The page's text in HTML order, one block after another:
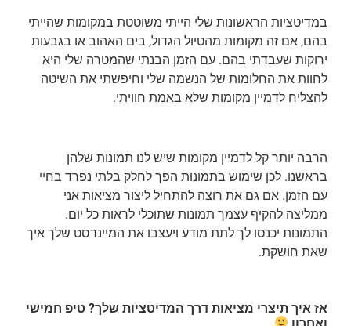
במדיטציות הראשונות שלי הייתי משוטטת במקומות שהייתי
בהם, אם זה מקומות מהטיול הגדול, בים האהוב או בגבעות
ירוקות שעבדתי בהם. עם הזמן הבנתי שהמטרה שלי היא
לחוות את החלומות של הנשמה שלי וחיפשתי את השיטה
להצליח לדמיין מקומות שלא באמת חוויתי.
הרבה יותר קל לדמיין מקומות שיש לנו תמונות שלהן
בראשנו. לכן שימוש בתמונות הפך לחלק בלתי נפרד בחיי
עם הזמן. אם גם את רוצה להתחיל ליצור מציאות אני
ממליצה להקיף עצמך תמונות שתוכלי לראות כל יום.
התמונות יכנסו לך לתת מודע ויעצבו את המיינדסט שלך איך
שאת חושקת.
אז איך תיצרי מציאות דרך המדיטציות שלך? טיפ חמישי
ואחרון